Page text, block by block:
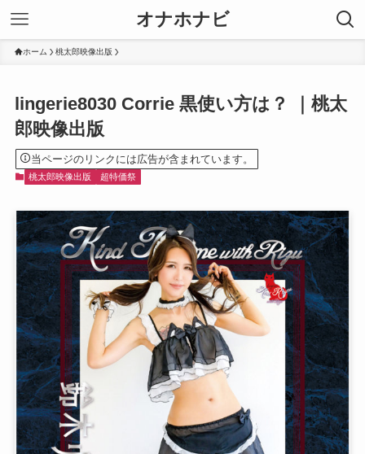
オナホナビ
ホーム 桃太郎映像出版
lingerie8030 Corrie 黒使い方は？ ｜桃太
郎映像出版
当ページのリンクには広告が含まれています。
桃太郎映像出版 超特価祭